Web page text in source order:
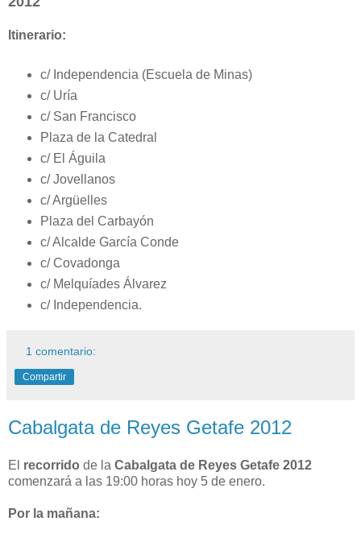
Itinerario:
c/ Independencia (Escuela de Minas)
c/ Uría
c/ San Francisco
Plaza de la Catedral
c/ El Águila
c/ Jovellanos
c/ Argüelles
Plaza del Carbayón
c/ Alcalde García Conde
c/ Covadonga
c/ Melquíades Álvarez
c/ Independencia.
1 comentario:
Compartir
Cabalgata de Reyes Getafe 2012
El recorrido de la Cabalgata de Reyes Getafe 2012
comenzará a las 19:00 horas hoy 5 de enero.
Por la mañana: